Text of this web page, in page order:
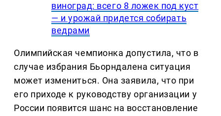
виноград: всего 8 ложек под куст
— и урожай придется собирать
ведрами
Олимпийская чемпионка допустила, что в
случае избрания Бьорндалена ситуация
может измениться. Она заявила, что при
его приходе к руководству организации у
России появится шанс на восстановление